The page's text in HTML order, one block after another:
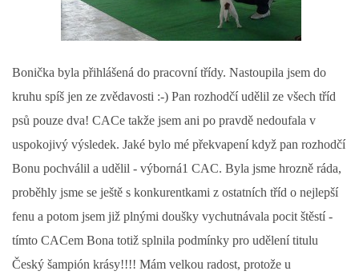
Bonička byla přihlášená do pracovní třídy. Nastoupila jsem do
kruhu spíš jen ze zvědavosti :-) Pan rozhodčí udělil ze všech tříd
psů pouze dva! CACe takže jsem ani po pravdě nedoufala v
uspokojivý výsledek. Jaké bylo mé překvapení když pan rozhodčí
Bonu pochválil a udělil - výborná1 CAC. Byla jsme hrozně ráda,
proběhly jsme se ještě s konkurentkami z ostatních tříd o nejlepší
fenu a potom jsem již plnými doušky vychutnávala pocit štěstí -
tímto CACem Bona totiž splnila podmínky pro udělení titulu
Český šampión krásy!!!! Mám velkou radost, protože u